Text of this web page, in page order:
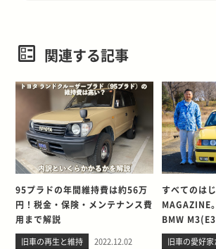
関連する記事
95プラドの年間維持費は約56万
円！税金・保険・メンテナンス費
用まで解説
旧車の再生と維持 2022.12.02
すべてのは
MAGAZINE
BMW
して別れを
旧車の愛好家